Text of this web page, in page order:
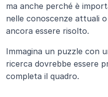
ma anche perché è
nelle conoscenze attuali
ancora essere risolto.
Immagina un puzzle con
ricerca dovrebbe essere
completa il quadro.